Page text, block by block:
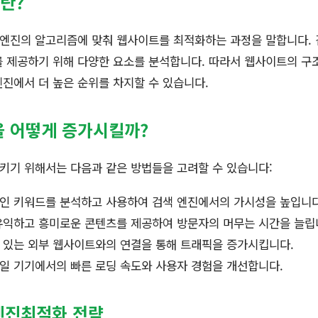
진의 알고리즘에 맞춰 웹사이트를 최적화하는 과정을 말합니다
제공하기 위해 다양한 요소를 분석합니다. 따라서 웹사이트의
에서 더 높은 순위를 차지할 수 있습니다.
어떻게 증가시킬까?
기 위해서는 다음과 같은 방법들을 고려할 수 있습니다:
키워드를 분석하고 사용하여 검색 엔진에서의 가시성을 높입니
하고 흥미로운 콘텐츠를 제공하여 방문자의 머무는 시간을 늘
는 외부 웹사이트와의 연결을 통해 트래픽을 증가시킵니다.
기기에서의 빠른 로딩 속도와 사용자 경험을 개선합니다.
최적화 전략